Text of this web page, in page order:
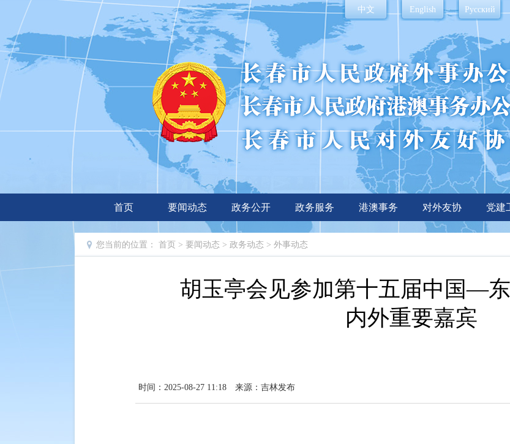
中文 English Русский
首页 要闻动态 政务公开 政务服务 港澳事务 对外友协 党建
您当前的位置： 首页 > 要闻动态 > 政务动态 > 外事动态
胡玉亭会见参加第十五届中国—
内外重要嘉宾
时间：2025-08-27 11:18 来源：吉林发布